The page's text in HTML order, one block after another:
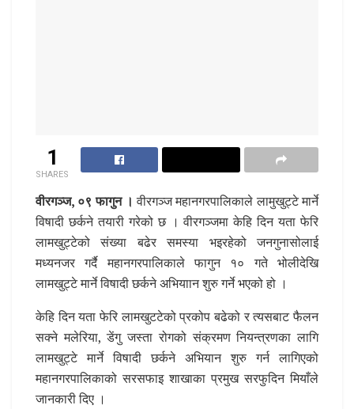
1
SHARES
वीरगञ्ज, ०९ फागुन । वीरगञ्ज महानगरपालिकाले लामुखुट्टे मार्ने
विषादी छर्कने तयारी गरेको छ । वीरगञ्जमा केहि दिन यता फेरि
लामखुट्टेको संख्या बढेर समस्या भइरहेको जनगुनासोलाई
मध्यनजर गर्दै महानगरपालिकाले फागुन १० गते भोलीदेखि
लामखुट्टे मार्ने विषादी छर्कने अभियाान शुरु गर्ने भएको हो ।
केहि दिन यता फेरि लामखुटटेको प्रकोप बढेको र त्यसबाट फैलन
सक्ने मलेरिया, डेंगु जस्ता रोगको संक्रमण नियन्त्रणका लागि
लामखुट्टे मार्ने विषादी छर्कने अभियान शुरु गर्न लागिएको
महानगरपालिकाको सरसफाइ शाखाका प्रमुख सरफुदिन मियाँले
जानकारी दिए ।